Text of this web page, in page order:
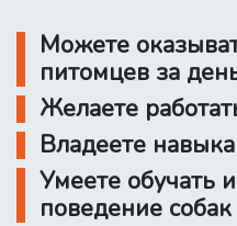
Можете
питомцев за
Желаете
Владеете
Умеете обучать
поведение